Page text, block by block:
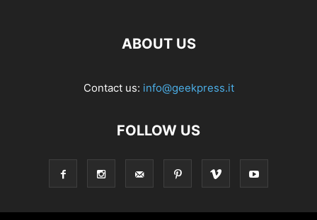
ABOUT US
Contact us: info@geekpress.it
FOLLOW US